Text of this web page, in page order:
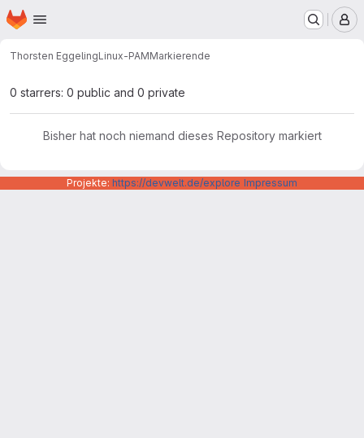
Zum Hauptinhalt springen
Startseite
Thorsten EggelingLinux-PAMMarkierende
0 starrers: 0 public and 0 private
Bisher hat noch niemand dieses Repository markiert
Projekte: https://devwelt.de/explore Impressum